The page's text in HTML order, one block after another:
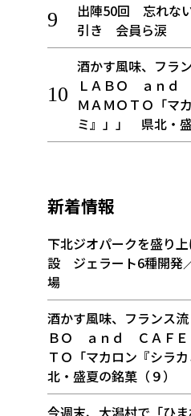
出陣50回 忘れな
引き 会員ら涙
酒かす風味、フラ
ＬＡＢＯ ａｎ
ＭＡＭＯＴＯ「マ
ミ』」」 県北・盛
新着情報
下北ジオパークを盛り
設 ジェラート6種開発
場
酒かす風味、フランス
ＢＯ ａｎｄ ＣＡＦ
ＴＯ「マカロン『シラ
北・盛夏の銘菓（９）
今週末、大潟村で「ひ